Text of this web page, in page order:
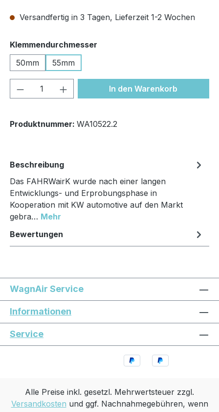
Versandfertig in 3 Tagen, Lieferzeit 1-2 Wochen
Klemmendurchmesser
50mm
55mm
Produkt Anzahl: Gib denIn den Warenkorb
Produktnummer: WA10522.2
Beschreibung
Das FAHRWairK wurde nach einer langen
Entwicklungs- und Erprobungsphase in
Kooperation mit KW automotive auf den Markt
gebra… Mehr
Bewertungen
WagnAir Service
Informationen
Service
Alle Preise inkl. gesetzl. Mehrwertsteuer zzgl.
Versandkosten und ggf. Nachnahmegebühren, wenn